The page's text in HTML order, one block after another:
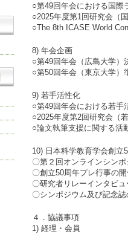
○第49回年会における国際
○2025年度第1回研究会（
○The 8th ICASE World
8) 年会企画
○第49回年会（広島大学）
○第50回年会（東京大学）
9) 若手活性化
○第49回年会における若手
○2025年度第2回研究会（
○論文執筆支援に関する活
10) 日本科学教育学会創立
〇第２回オンラインシン
〇創⽴50周年プレ⾏事の
〇研究者リレーインタビ
〇シンポジウム及び記念
４．協議事項
1) 経理・会員